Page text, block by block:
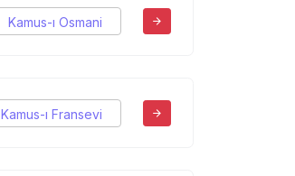
Kamus-ı Osmani
Kamus-ı Fransevi